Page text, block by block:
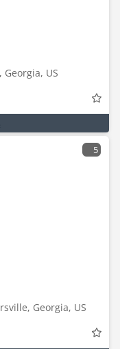
Georgia, US
5
Georgia, US